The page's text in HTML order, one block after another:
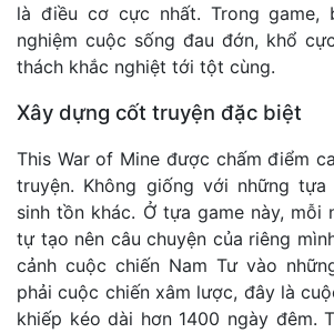
là điều cơ cực nhất. Trong game,
nghiệm cuộc sống đau đớn, khổ
thách khắc nghiệt tới tột cùng.
Xây dựng cốt truyện đặc biệt
This War of Mine được chấm điểm
truyện. Không giống với những tựa
sinh tồn khác. Ở tựa game này, mỗi
tự tạo nên câu chuyện của riêng
cảnh cuộc chiến Nam Tư vào
phải cuộc chiến xâm lược, đây là
khiếp kéo dài hơn 1400 ngày đêm.